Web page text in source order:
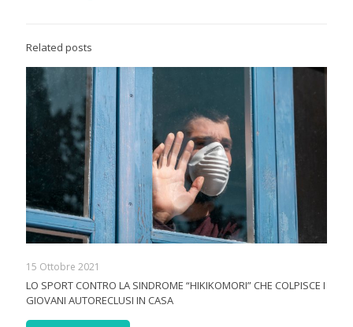
Related posts
15 Ottobre 2021
LO SPORT CONTRO LA SINDROME “HIKIKOMORI” CHE COLPISCE I
GIOVANI AUTORECLUSI IN CASA